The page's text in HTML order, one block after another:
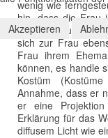
wenig wie
hin, dass die Frau
Pulsader
sich zur Frau
Frau ihrem
können, es handle
Kostüm
Annahme, dass er
er eine
Erklärung für das
diffusem Licht wie
Akzeptieren